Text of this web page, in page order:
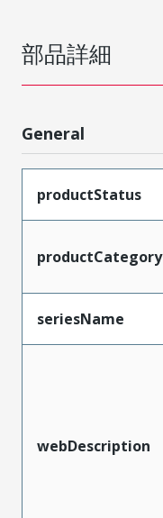
部品詳細
General
productStatus
productCategory
seriesName
webDescription